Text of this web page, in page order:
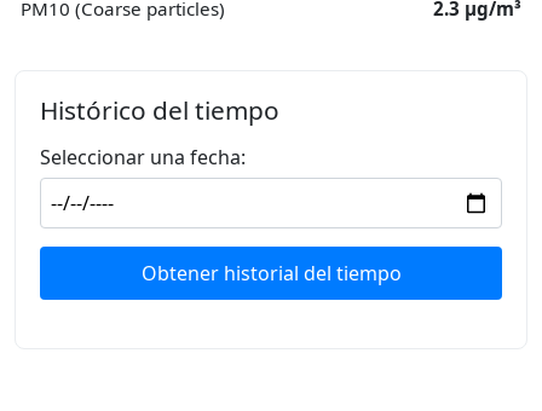
PM10 (Coarse particles) 2.3 μg/m³
Histórico del tiempo
Seleccionar una fecha:
Obtener historial del tiempo